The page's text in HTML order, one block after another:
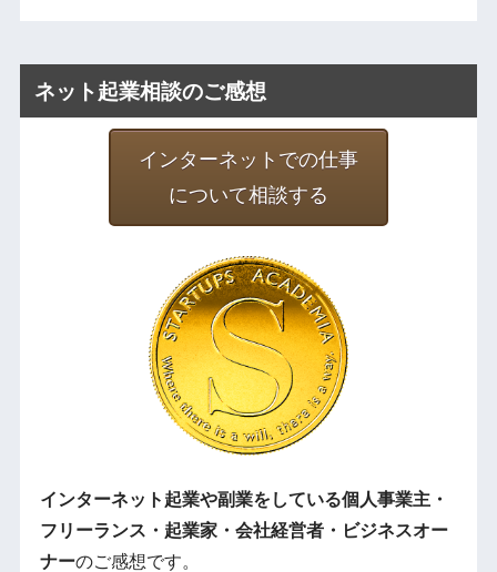
ネット起業相談のご感想
インターネットでの仕事
について相談する
インターネット起業や副業をしている個人事業主・
フリーランス・起業家・会社経営者・ビジネスオー
ナーのご感想です。